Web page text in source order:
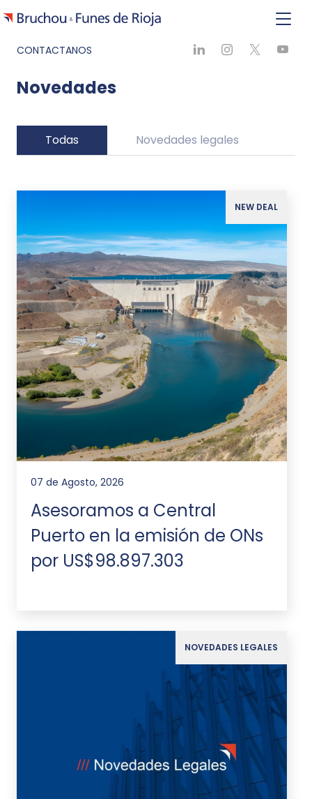
CONTACTANOS
Novedades
Todas Novedades legales
NEW DEAL
07 de Agosto, 2026
Asesoramos a Central
Puerto en la emisión de ONs
por US$98.897.303
NOVEDADES LEGALES